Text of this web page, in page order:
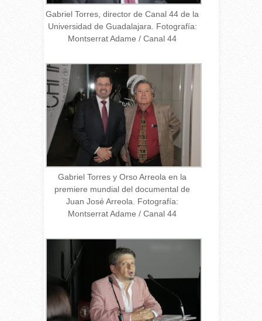
Gabriel Torres, director de Canal 44 de la
Universidad de Guadalajara. Fotografía:
Montserrat Adame / Canal 44
Gabriel Torres y Orso Arreola en la
premiere mundial del documental de
Juan José Arreola. Fotografía:
Montserrat Adame / Canal 44